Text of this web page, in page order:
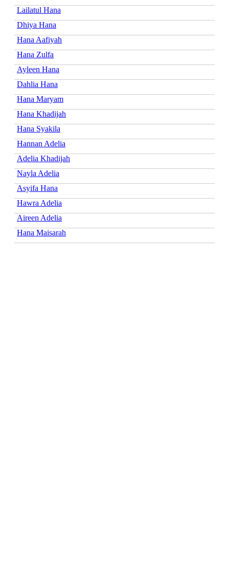
Lailatul Hana
Dhiya Hana
Hana Aafiyah
Hana Zulfa
Ayleen Hana
Dahlia Hana
Hana Maryam
Hana Khadijah
Hana Syakila
Hannan Adelia
Adelia Khadijah
Nayla Adelia
Asyifa Hana
Hawra Adelia
Aireen Adelia
Hana Maisarah